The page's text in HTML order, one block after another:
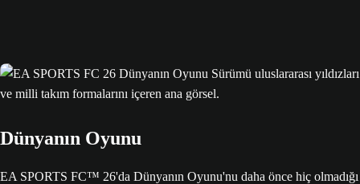
Dünyanın Oyunu
EA SPORTS FC™ 26'da Dünyanın Oyunu'nu daha önce hiç olmadığı